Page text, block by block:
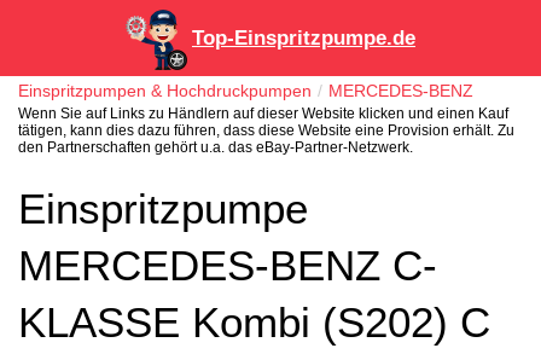
Top-Einspritzpumpe.de
Einspritzpumpen & Hochdruckpumpen MERCEDES-BENZ
Wenn Sie auf Links zu Händlern auf dieser Website klicken und einen Kauf
tätigen, kann dies dazu führen, dass diese Website eine Provision erhält. Zu
den Partnerschaften gehört u.a. das eBay-Partner-Netzwerk.
Einspritzpumpe
MERCEDES-BENZ C-
KLASSE Kombi (S202) C